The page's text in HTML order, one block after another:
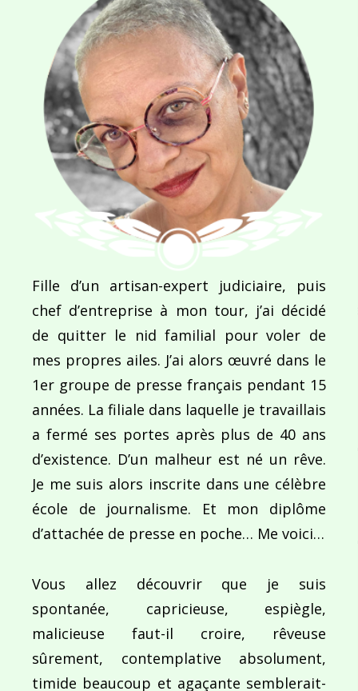
Enregistrer mon nom, mon e-mail et mon site dans le navigateur pour mon prochain commentaire.
Ce site utilise Akismet pour réduire les
commentaires sont traitées.
Navigation
l’article
PUBLIÉ DANS
Entre encre de Chine et gouache !
Fille d’un artisan-expert judiciaire, puis
chef d’entreprise à mon tour, j’ai décidé
de quitter le nid familial pour voler de
mes propres ailes. J’ai alors œuvré dans le
1er groupe de presse français pendant 15
années. La filiale dans laquelle je travaillais
a fermé ses portes après plus de 40 ans
d’existence. D’un malheur est né un rêve.
Je me suis alors inscrite dans une célèbre
école de journalisme. Et mon diplôme
d’attachée de presse en poche… Me voici…
Vous allez découvrir que je suis
spontanée, capricieuse, espiègle,
malicieuse faut-il croire, rêveuse
sûrement, contemplative absolument,
timide beaucoup et agaçante semblerait-